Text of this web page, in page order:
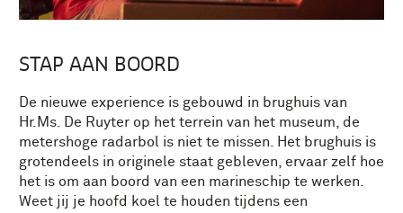
STAP AAN BOORD
De nieuwe experience is gebouwd in brughuis van
Hr.Ms. De Ruyter op het terrein van het museum, de
metershoge radarbol is niet te missen. Het brughuis is
grotendeels in originele staat gebleven, ervaar zelf hoe
het is om aan boord van een marineschip te werken.
Weet jij je hoofd koel te houden tijdens een